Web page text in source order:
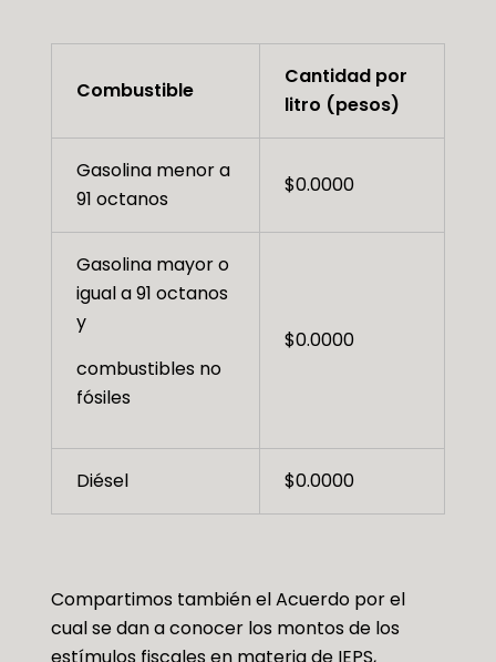
Combustible
Cantidad por
litro (pesos)
Gasolina menor a
91 octanos
$0.0000
Gasolina mayor o
igual a 91 octanos
y
combustibles no
fósiles
$0.0000
Diésel $0.0000
Compartimos también el Acuerdo por el
cual se dan a conocer los montos de los